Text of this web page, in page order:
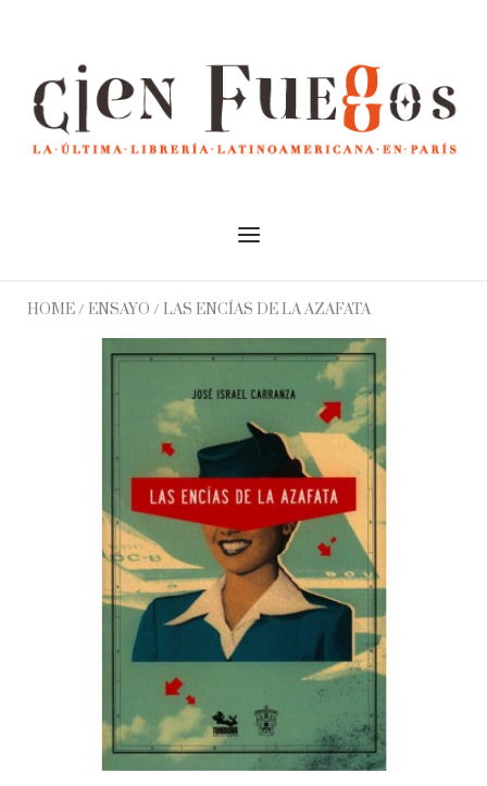
Menu
HOME/ ENSAYO / LAS ENCÍAS DE LA AZAFATA